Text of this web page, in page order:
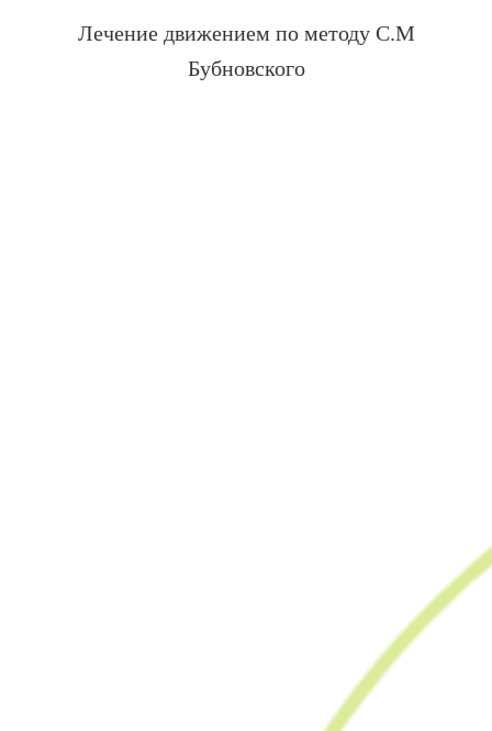
Лечение движением по методу С.М
Бубновского